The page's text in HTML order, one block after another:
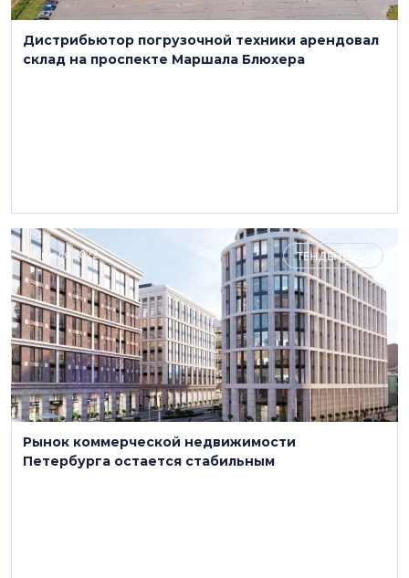
Дистрибьютор погрузочной техники арендовал
склад на проспекте Маршала Блюхера
11 июля 2022 ТЕНДЕНЦИИ
Рынок коммерческой недвижимости
Петербурга остается стабильным